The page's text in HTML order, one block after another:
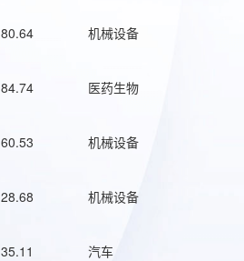
80.64 机械设备
84.74 医药生物
60.53 机械设备
28.68 机械设备
35.11 汽车